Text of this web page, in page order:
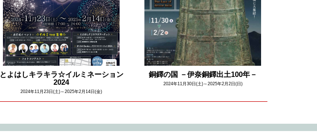
とよはしキラキラ☆イルミネーション
2024
2024年11月23日(土)～2025年2月14日(金)
銅鐸の国 －伊奈銅鐸出土100年－
2024年11月30日(土)～2025年2月2日(日)